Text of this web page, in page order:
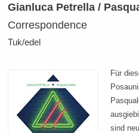
Gianluca Petrella /
Correspondence
Tuk/edel
Für
sind